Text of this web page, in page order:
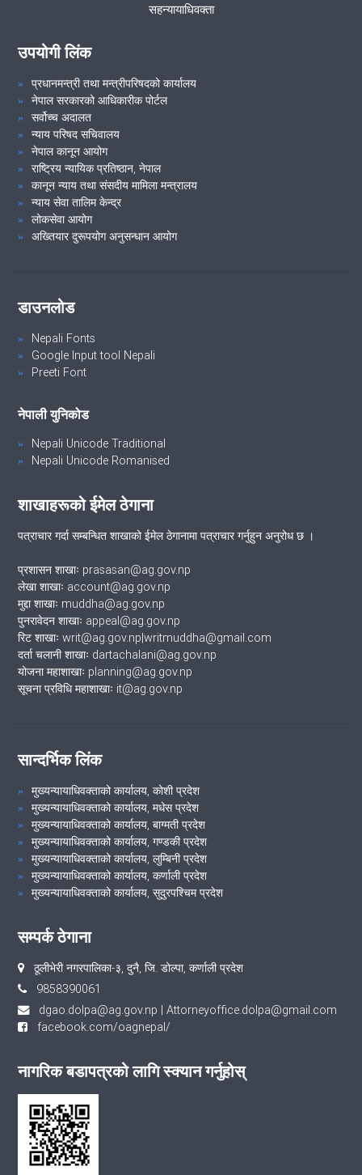
सहन्यायाधिवक्ता
उपयोगी लिंक
प्रधानमन्त्री तथा मन्त्रीपरिषदको कार्यालय
नेपाल सरकारको आधिकारीक पोर्टल
सर्वोच्च अदालत
न्याय परिषद सचिवालय
नेपाल कानून आयोग
राष्ट्रिय न्यायिक प्रतिष्ठान, नेपाल
कानून न्याय तथा संसदीय मामिला मन्त्रालय
न्याय सेवा तालिम केन्द्र
लोकसेवा आयोग
अख्तियार दुरूपयोग अनुसन्धान आयोग
डाउनलोड
Nepali Fonts
Google Input tool Nepali
Preeti Font
नेपाली युनिकोड
Nepali Unicode Traditional
Nepali Unicode Romanised
शाखाहरूको ईमेल ठेगाना
पत्राचार गर्दा सम्बन्धित शाखाको ईमेल ठेगानामा पत्राचार गर्नुहुन अनुरोध छ ।
प्रशासन शाखाः prasasan@ag.gov.np
लेखा शाखाः account@ag.gov.np
मुद्दा शाखाः muddha@ag.gov.np
पुनरावेदन शाखाः appeal@ag.gov.np
रिट शाखाः writ@ag.gov.np|writmuddha@gmail.com
दर्ता चलानी शाखाः dartachalani@ag.gov.np
योजना महाशाखाः planning@ag.gov.np
सूचना प्रविधि महाशाखाः it@ag.gov.np
सान्दर्भिक लिंक
मुख्यन्यायाधिवक्ताको कार्यालय, कोशी प्रदेश
मुख्यन्यायाधिवक्ताको कार्यालय, मधेस प्रदेश
मुख्यन्यायाधिवक्ताको कार्यालय, बाग्मती प्रदेश
मुख्यन्यायाधिवक्ताको कार्यालय, गण्डकी प्रदेश
मुख्यन्यायाधिवक्ताको कार्यालय, लुम्बिनी प्रदेश
मुख्यन्यायाधिवक्ताको कार्यालय, कर्णाली प्रदेश
मुख्यन्यायाधिवक्ताको कार्यालय, सुदुरपश्चिम प्रदेश
सम्पर्क ठेगाना
ठूलीभेरी नगरपालिका-३, दुनै, जि. डोल्पा, कर्णाली प्रदेश
9858390061
dgao.dolpa@ag.gov.np | Attorneyoffice.dolpa@gmail.com
facebook.com/oagnepal/
नागरिक बडापत्रको लागि स्क्यान गर्नुहोस्